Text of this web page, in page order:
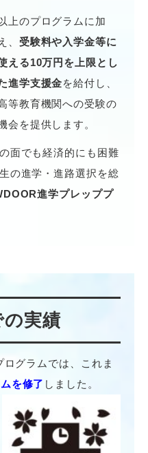
上のプログラムに加
、 受験料や入学金等に
える10万円を上限とし
進学支援金を給付し、
等教育機関への受験の
会を提供します。
面でも経済的にも困難
の進学・進路選択を総
進学プレッププ
実績
グラムでは、これま
を修了 しました。